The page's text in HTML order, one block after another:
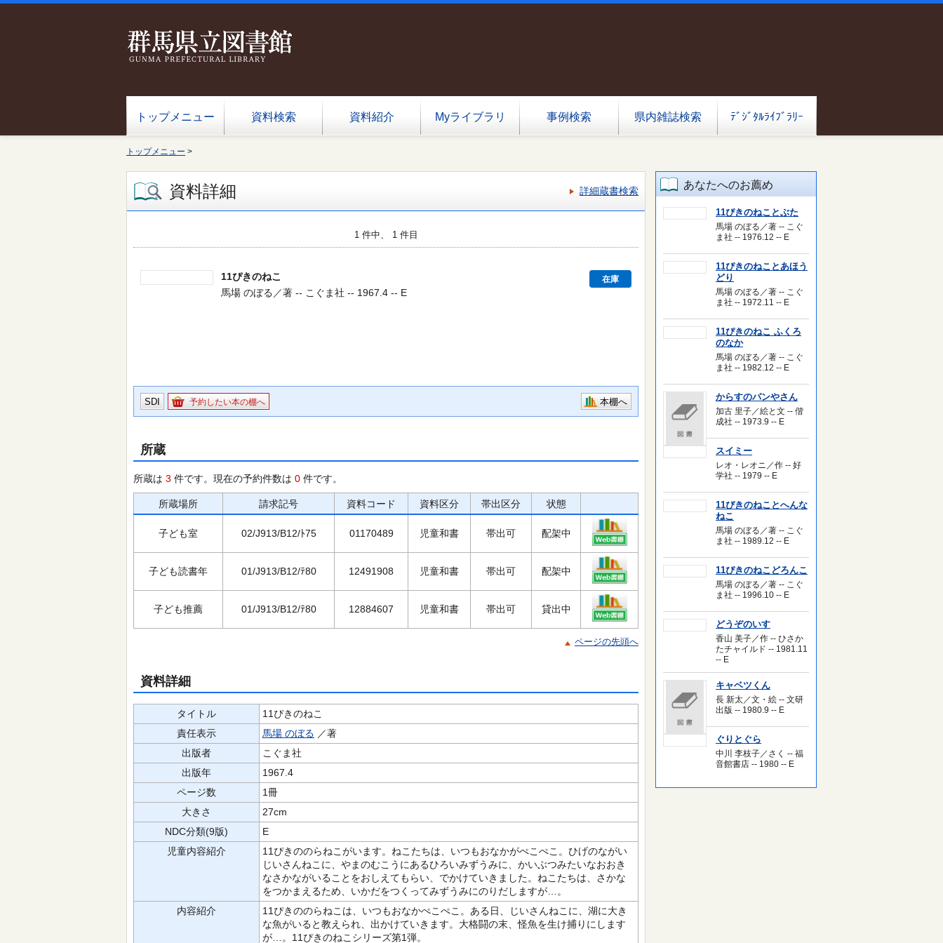
トップメニュー 資料検索 資料紹介 Myライブラリ 事例検索 県内雑誌検索 ﾃﾞｼﾞﾀﾙﾗｲﾌﾞﾗﾘｰ
トップメニュー >
資料詳細 詳細蔵書検索
1 件中、 1 件目
11ぴきのねこ 在庫
馬場 のぼる／著 -- こぐま社 -- 1967.4 -- E
SDI 予約したい本の棚へ 本棚へ
所蔵
所蔵は 3 件です。現在の予約件数は 0 件です。
所蔵場所 請求記号 資料コード 資料区分 帯出区分 状態
子ども室 02/J913/B12/ﾄ75 01170489 児童和書 帯出可 配架中
子ども読書年 01/J913/B12/ﾃ80 12491908 児童和書 帯出可 配架中
子ども推薦 01/J913/B12/ﾃ80 12884607 児童和書 帯出可 貸出中
ページの先頭へ
資料詳細
タイトル
11ぴきのねこ
責任表示
馬場 のぼる ／著
出版者
こぐま社
出版年
1967.4
ページ数
1冊
大きさ
27cm
NDC分類(9版)
E
児童内容紹介
11ぴきののらねこがいます。ねこたちは、いつもおなかがぺこぺこ。ひげのながい
じいさんねこに、やまのむこうにあるひろいみずうみに、かいぶつみたいなおおき
なさかながいることをおしえてもらい、でかけていきました。ねこたちは、さかな
をつかまえるため、いかだをつくってみずうみにのりだしますが…。
内容紹介
11ぴきののらねこは、いつもおなかぺこぺこ。ある日、じいさんねこに、湖に大き
な魚がいると教えられ、出かけていきます。大格闘の末、怪魚を生け捕りにします
が…。11ぴきのねこシリーズ第1弾。
あなたへのお薦め
11ぴきのねことぶた
馬場 のぼる／著 -- こぐ
ま社 -- 1976.12 -- E
11ぴきのねことあほう
どり
馬場 のぼる／著 -- こぐ
ま社 -- 1972.11 -- E
11ぴきのねこ ふくろ
のなか
馬場 のぼる／著 -- こぐ
ま社 -- 1982.12 -- E
からすのパンやさん
加古 里子／絵と文 -- 偕
成社 -- 1973.9 -- E
スイミー
レオ・レオニ／作 -- 好
学社 -- 1979 -- E
11ぴきのねことへんな
ねこ
馬場 のぼる／著 -- こぐ
ま社 -- 1989.12 -- E
11ぴきのねこどろんこ
馬場 のぼる／著 -- こぐ
ま社 -- 1996.10 -- E
どうぞのいす
香山 美子／作 -- ひさか
たチャイルド -- 1981.11
-- E
キャベツくん
長 新太／文・絵 -- 文研
出版 -- 1980.9 -- E
ぐりとぐら
中川 李枝子／さく -- 福
音館書店 -- 1980 -- E